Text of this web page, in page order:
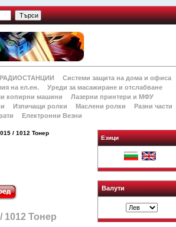
РАДИОСТАНЦИИ
Системи защита на дома и офиса
на ел.ен.
Уреди за масажиране и отслабване
копирни машини
Лазерни принтери и МФУ
Изпичащи ролки Маслени ролки
Разни части
Електронни Везни
/ 1012 Тонер
1012 Тонер
Езици
Валути